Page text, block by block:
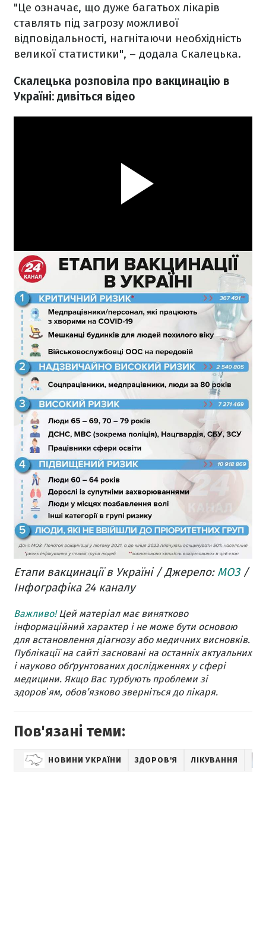
"Це означає, що дуже багатьох лікарів
ставлять під загрозу можливої
відповідальності, нагнітаючи необхідність
великої статистики", – додала Скалецька.
Скалецька розповіла про вакцинацію в
Україні: дивіться відео
Етапи вакцинації в Україні / Джерело:МОЗ/
Інфографіка 24 каналу
Важливо!Цей матеріал має винятково
інформаційний характер і не може бути основою
для встановлення діагнозу або медичних висновків.
Публікації на сайті засновані на останніх актуальних
і науково обґрунтованих дослідженнях у сфері
медицини. Якщо Вас турбують проблеми зі
здоровʼям, обов’язково зверніться до лікаря.
Пов'язані теми:
НОВИНИ УКРАЇНИ ЗДОРОВ'Я ЛІКУВАННЯ